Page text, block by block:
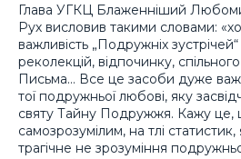
Глава УГКЦ Блаженніший
Рух висловив такими словами:
важливість „Подружніх
реколекцій, відпочинку,
Письма… Все це засоби дуже
тої подружньої любові, яку
святу Тайну Подружжя. Кажу це,
самозрозумілим, на тлі
трагічне не зрозуміння